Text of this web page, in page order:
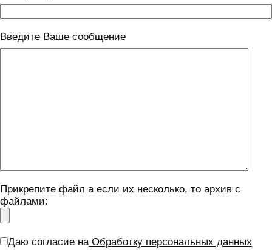
Введите Ваше сообщение
Прикрепите файл а если их несколько, то архив с
файлами:
Даю согласие наОбработку персональных данных